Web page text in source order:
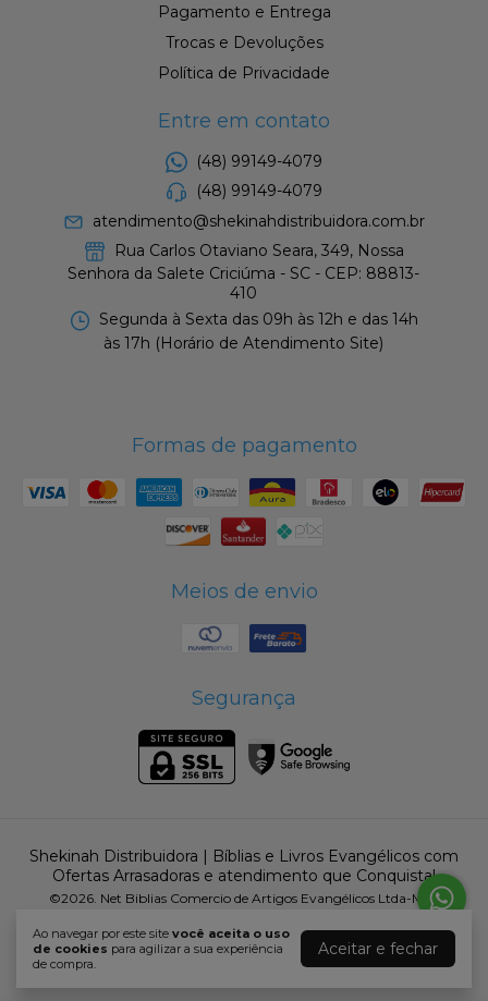
Ao navegar por este site você aceita o uso
de cookies para agilizar a sua experiência
de compra.
Aceitar e fechar
Pagamento e Entrega
Trocas e Devoluções
Política de Privacidade
Entre em contato
(48) 99149-4079
(48) 99149-4079
atendimento@shekinahdistribuidora.com.br
Rua Carlos Otaviano Seara, 349, Nossa
Senhora da Salete Criciúma - SC - CEP: 88813-
410
Segunda à Sexta das 09h às 12h e das 14h
às 17h (Horário de Atendimento Site)
Formas de pagamento
Meios de envio
Segurança
Shekinah Distribuidora | Bíblias e Livros Evangélicos com
Ofertas Arrasadoras e atendimento que Conquista!
©2026. Net Biblias Comercio de Artigos Evangélicos Ltda-Me -